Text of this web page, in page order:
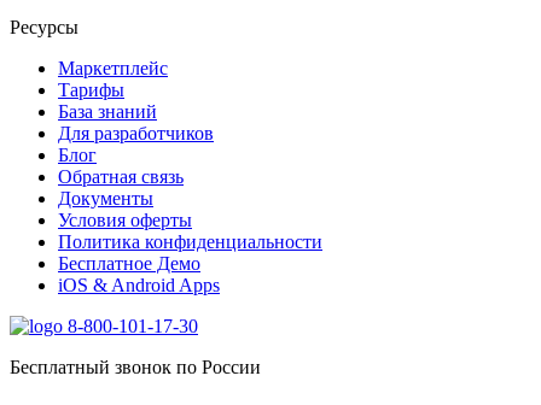
Ресурсы
Маркетплейс
Тарифы
База знаний
Для разработчиков
Блог
Обратная связь
Документы
Условия оферты
Политика конфиденциальности
Бесплатное Демо
iOS & Android Apps
8-800-101-17-30
Бесплатный звонок по России